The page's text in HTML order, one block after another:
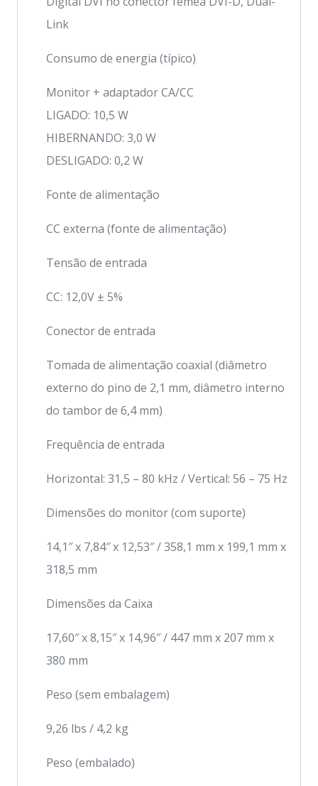
Link
Consumo de energia (típico)
Monitor + adaptador CA/CC
LIGADO: 10,5 W
HIBERNANDO: 3,0 W
DESLIGADO: 0,2 W
Fonte de alimentação
CC externa (fonte de alimentação)
Tensão de entrada
CC: 12,0V ± 5%
Conector de entrada
Tomada de alimentação coaxial (diâmetro
externo do pino de 2,1 mm, diâmetro interno
do tambor de 6,4 mm)
Frequência de entrada
Horizontal: 31,5 – 80 kHz / Vertical: 56 – 75 Hz
Dimensões do monitor (com suporte)
14,1″ x 7,84″ x 12,53″ / 358,1 mm x 199,1 mm x
318,5 mm
Dimensões da Caixa
17,60″ x 8,15″ x 14,96″ / 447 mm x 207 mm x
380 mm
Peso (sem embalagem)
9,26 lbs / 4,2 kg
Peso (embalado)